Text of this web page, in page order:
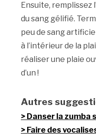
Ensuite, remplissez
du sang gélifié.
peu de sang
à l’intérieur de la
réaliser une plaie
d’un !
Autres
Danser la zumba
Faire des